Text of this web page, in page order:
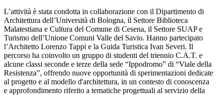
L’attività è stata condotta in collaborazione con il Dipartimento di
Architettura dell’Università di Bologna, il Settore Biblioteca
Malatestiana e Cultura del Comune di Cesena, il Settore SUAP e
Turismo dell’Unione Comuni Valle del Savio. Hanno partecipato
l’Architetto Lorenzo Tappi e la Guida Turistica Ivan Severi. Il
percorso ha coinvolto un gruppo di studenti del triennio C.A.T. e
alcune classi seconde e terze della sede “Ippodromo” di “Viale della
Resistenza”, offrendo nuove opportunità di sperimentazioni dedicate
al progetto e al modello d'architettura, in un contesto di conoscenza
e approfondimento riferito a tematiche progettuali al servizio della